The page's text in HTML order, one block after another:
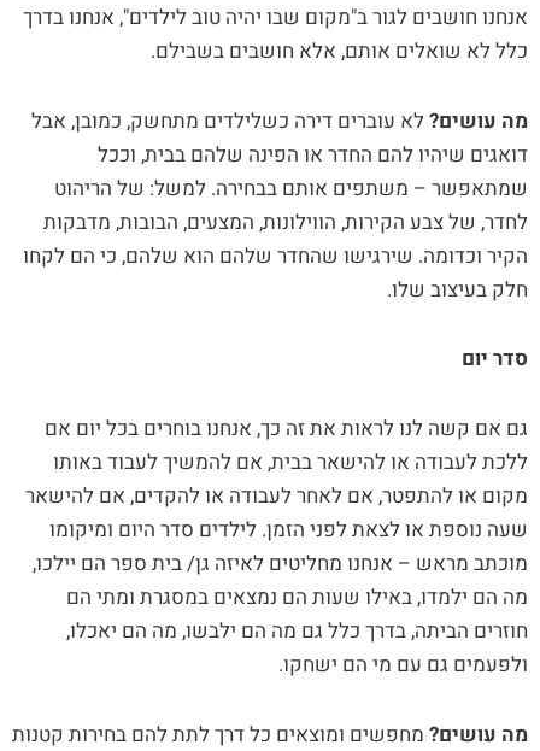
אנחנו חושבים לגור ב"מקום שבו יהיה טוב לילדים", אנחנו בדרך
כלל לא שואלים אותם, אלא חושבים בשבילם.
מה עושים? לא עוברים דירה כשלילדים מתחשק, כמובן, אבל
דואגים שיהיו להם החדר או הפינה שלהם בבית, וככל
שמתאפשר – משתפים אותם בבחירה. למשל: של הריהוט
לחדר, של צבע הקירות, הווילונות, המצעים, הבובות, מדבקות
הקיר וכדומה. שירגישו שהחדר שלהם הוא שלהם, כי הם לקחו
חלק בעיצוב שלו.
סדר יום
גם אם קשה לנו לראות את זה כך, אנחנו בוחרים בכל יום אם
ללכת לעבודה או להישאר בבית, אם להמשיך לעבוד באותו
מקום או להתפטר, אם לאחר לעבודה או להקדים, אם להישאר
שעה נוספת או לצאת לפני הזמן. לילדים סדר היום ומיקומו
מוכתב מראש – אנחנו מחליטים לאיזה גן/ בית ספר הם יילכו,
מה הם ילמדו, באילו שעות הם נמצאים במסגרת ומתי הם
חוזרים הביתה, בדרך כלל גם מה הם ילבשו, מה הם יאכלו,
ולפעמים גם עם מי הם ישחקו.
מה עושים? מחפשים ומוצאים כל דרך לתת להם בחירות קטנות